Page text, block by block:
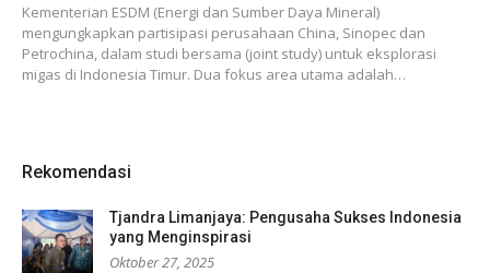
Kementerian ESDM (Energi dan Sumber Daya Mineral)
mengungkapkan partisipasi perusahaan China, Sinopec dan
Petrochina, dalam studi bersama (joint study) untuk eksplorasi
migas di Indonesia Timur. Dua fokus area utama adalah…
Rekomendasi
Tjandra Limanjaya: Pengusaha Sukses Indonesia
yang Menginspirasi
Oktober 27, 2025